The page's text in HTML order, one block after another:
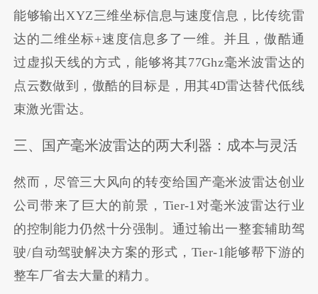
能够输出XYZ三维坐标信息与速度信息，比传统雷
达的二维坐标+速度信息多了一维。并且，傲酷通
过虚拟天线的方式，能够将其77Ghz毫米波雷达的
点云数做到，傲酷的目标是，用其4D雷达替代低线
束激光雷达。
三、国产毫米波雷达的两大利器：成本与灵活
然而，尽管三大风向的转变给国产毫米波雷达创业
公司带来了巨大的前景，Tier-1对毫米波雷达行业
的控制能力仍然十分强制。通过输出一整套辅助驾
驶/自动驾驶解决方案的形式，Tier-1能够帮下游的
整车厂省去大量的精力。